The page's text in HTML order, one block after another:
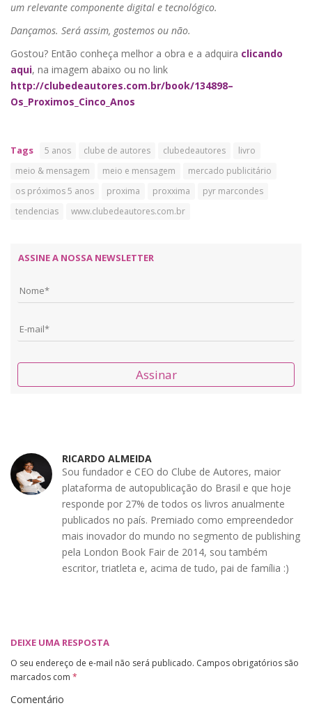
um relevante componente digital e tecnológico.
Dançamos. Será assim, gostemos ou não.
Gostou? Então conheça melhor a obra e a adquira clicando
aqui, na imagem abaixo ou no link
http://clubedeautores.com.br/book/134898–
Os_Proximos_Cinco_Anos
Tags 5 anos clube de autores clubedeautores
livro
meio & mensagem
meio e mensagem
mercado publicitário
os próximos 5 anos
proxima proxxima
pyr marcondes
tendencias
www.clubedeautores.com.br
ASSINE A NOSSA NEWSLETTER
Assinar
RICARDO ALMEIDA
Sou fundador e CEO do Clube de Autores, maior
plataforma de autopublicação do Brasil e que hoje
responde por 27% de todos os livros anualmente
publicados no país. Premiado como empreendedor
mais inovador do mundo no segmento de publishing
pela London Book Fair de 2014, sou também
escritor, triatleta e, acima de tudo, pai de família :)
DEIXE UMA RESPOSTA
O seu endereço de e-mail não será publicado. Campos obrigatórios são
marcados com *
Comentário